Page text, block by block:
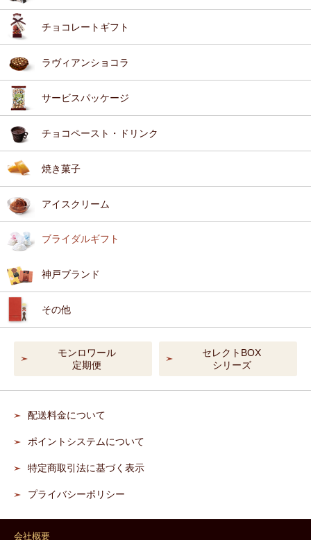
チョコレートギフト
ラヴィアンショコラ
サービスパッケージ
チョコペースト・ドリンク
焼き菓子
アイスクリーム
ブライダルギフト
神戸ブランド
その他
モンロワール
定期便
セレクトBOX
シリーズ
配送料金について
ポイントシステムについて
特定商取引法に基づく表示
プライバシーポリシー
会社概要